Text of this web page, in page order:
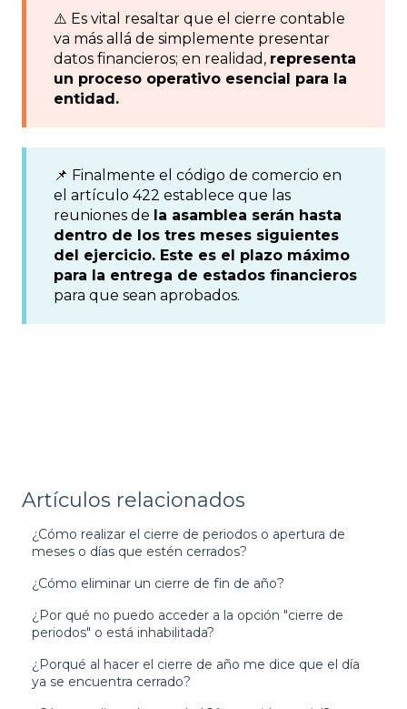
⚠️ Es vital resaltar que el cierre contable
va más allá de simplemente presentar
datos financieros; en realidad, representa
un proceso operativo esencial para la
entidad.
📌 Finalmente el código de comercio en
el artículo 422 establece que las
reuniones de la asamblea serán hasta
dentro de los tres meses siguientes
del ejercicio. Este es el plazo máximo
para la entrega de estados financieros
para que sean aprobados.
Artículos relacionados
¿Cómo realizar el cierre de periodos o apertura de
meses o días que estén cerrados?
¿Cómo eliminar un cierre de fin de año?
¿Por qué no puedo acceder a la opción "cierre de
periodos" o está inhabilitada?
¿Porqué al hacer el cierre de año me dice que el día
ya se encuentra cerrado?